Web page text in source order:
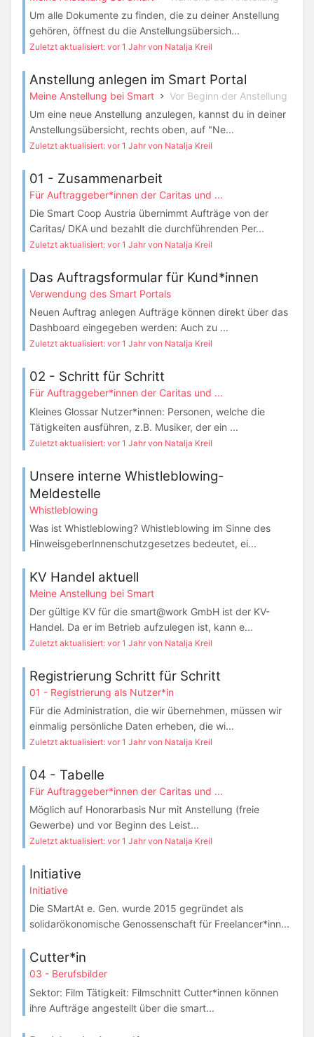
Um alle Dokumente zu finden, die zu deiner Anstellung
gehören, öffnest du die Anstellungsübersich...
Zuletzt aktualisiert: vor 1 Jahr von Natalja Kreil
Anstellung anlegen im Smart Portal
Meine Anstellung bei Smart
Vor Beginn der Anstellung
Um eine neue Anstellung anzulegen, kannst du in deiner
Anstellungsübersicht, rechts oben, auf "Ne...
Zuletzt aktualisiert: vor 1 Jahr von Natalja Kreil
01 - Zusammenarbeit
Für Auftraggeber*innen der Caritas und ...
Die Smart Coop Austria übernimmt Aufträge von der
Caritas/ DKA und bezahlt die durchführenden Per...
Zuletzt aktualisiert: vor 1 Jahr von Natalja Kreil
Das Auftragsformular für Kund*innen
Verwendung des Smart Portals
Neuen Auftrag anlegen Aufträge können direkt über das
Dashboard eingegeben werden: Auch zu ...
Zuletzt aktualisiert: vor 1 Jahr von Natalja Kreil
02 - Schritt für Schritt
Für Auftraggeber*innen der Caritas und ...
Kleines Glossar Nutzer*innen: Personen, welche die
Tätigkeiten ausführen, z.B. Musiker, der ein ...
Zuletzt aktualisiert: vor 1 Jahr von Natalja Kreil
Unsere interne Whistleblowing-
Meldestelle
Whistleblowing
Was ist Whistleblowing? Whistleblowing im Sinne des
HinweisgeberInnenschutzgesetzes bedeutet, ei...
KV Handel aktuell
Meine Anstellung bei Smart
Der gültige KV für die smart@work GmbH ist der KV-
Handel. Da er im Betrieb aufzulegen ist, kann e...
Zuletzt aktualisiert: vor 1 Jahr von Natalja Kreil
Registrierung Schritt für Schritt
01 - Registrierung als Nutzer*in
Für die Administration, die wir übernehmen, müssen wir
einmalig persönliche Daten erheben, die wi...
Zuletzt aktualisiert: vor 1 Jahr von Natalja Kreil
04 - Tabelle
Für Auftraggeber*innen der Caritas und ...
Möglich auf Honorarbasis Nur mit Anstellung (freie
Gewerbe) und vor Beginn des Leist...
Zuletzt aktualisiert: vor 1 Jahr von Natalja Kreil
Initiative
Initiative
Die SMartAt e. Gen. wurde 2015 gegründet als
solidarökonomische Genossenschaft für Freelancer*inn...
Cutter*in
03 - Berufsbilder
Sektor: Film Tätigkeit: Filmschnitt Cutter*innen können
ihre Aufträge angestellt über die smart...